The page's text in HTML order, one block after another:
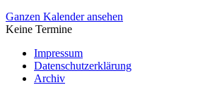
Ganzen Kalender ansehen
Keine Termine
Impressum
Datenschutzerklärung
Archiv